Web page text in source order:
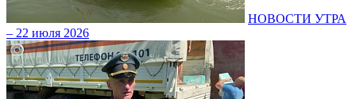
НОВОСТИ УТРА
– 22 июля 2026